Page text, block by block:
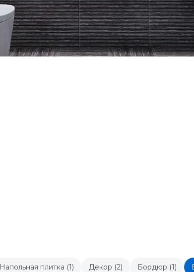
Напольная плитка (1) Декор (2) Бордюр (1)